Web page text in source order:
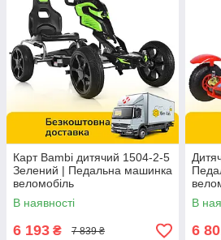
Карт Bambi дитячий 1504-2-5
Зелений | Педальна машинка
веломобіль
В наявності
6 193 ₴ 7 839 ₴
В
6